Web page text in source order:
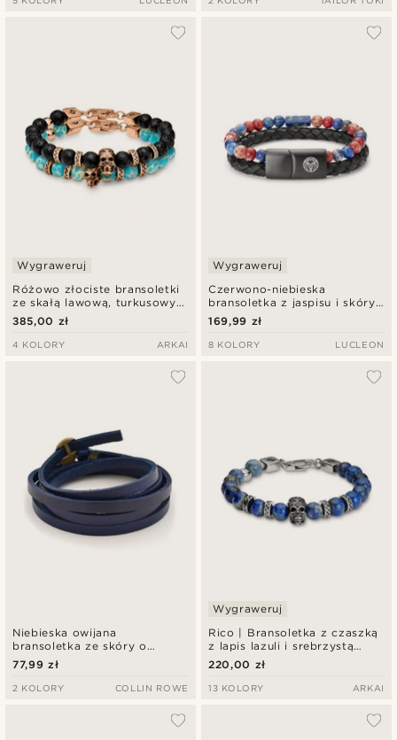
Różowo złociste bransoletki
ze skałą lawową, turkusowym
jaspisem królewskim i
czaszkami Rico
Wygraweruj
385,00 zł
4 KOLORY ARKAI
Czerwono-niebieska
bransoletka z jaspisu i skóry
Icon
Wygraweruj
169,99 zł
8 KOLORY LUCLEON
Niebieska owijana
bransoletka ze skóry o
regulowanej długości
77,99 zł
2 KOLORY COLLIN ROWE
Rico | Bransoletka z czaszką
z lapis lazuli i srebrzystą
stalą nierdzewną
Wygraweruj
220,00 zł
13 KOLORY ARKAI